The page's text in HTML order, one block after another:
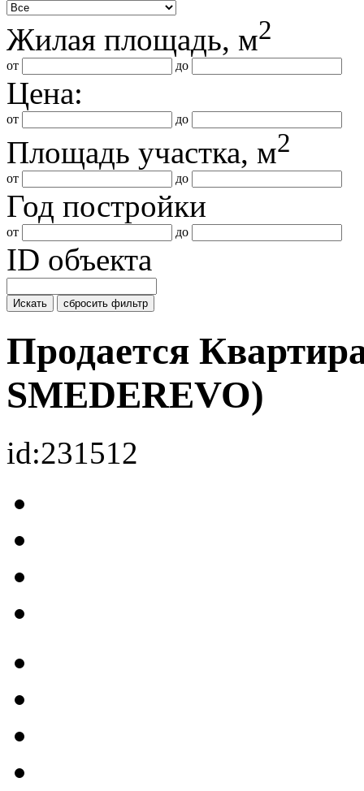
Жилая площадь, м2
от до
Цена:
от до
Площадь участка, м2
от до
Год постройки
от до
ID объекта
Искать сбросить фильтр
Продается
SMEDEREVO)
id:231512